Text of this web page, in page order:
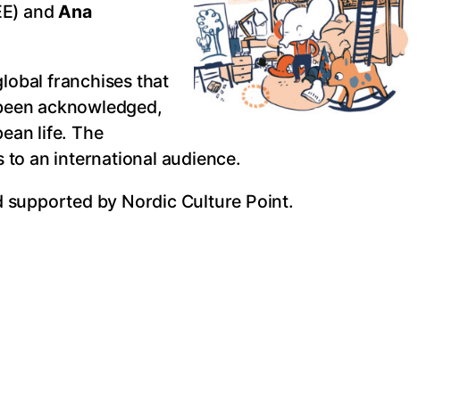
andAna
franchises that
acknowledged,
life. The
to an international audience.
supported by Nordic Culture Point.